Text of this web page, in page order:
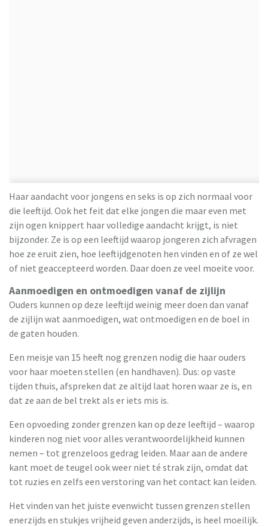
Haar aandacht voor jongens en seks is op zich normaal voor
die leeftijd. Ook het feit dat elke jongen die maar even met
zijn ogen knippert haar volledige aandacht krijgt, is niet
bijzonder. Ze is op een leeftijd waarop jongeren zich afvragen
hoe ze eruit zien, hoe leeftijdgenoten hen vinden en of ze wel
of niet geaccepteerd worden. Daar doen ze veel moeite voor.
Aanmoedigen en ontmoedigen vanaf de zijlijn
Ouders kunnen op deze leeftijd weinig meer doen dan vanaf
de zijlijn wat aanmoedigen, wat ontmoedigen en de boel in
de gaten houden.
Een meisje van 15 heeft nog grenzen nodig die haar ouders
voor haar moeten stellen (en handhaven). Dus: op vaste
tijden thuis, afspreken dat ze altijd laat horen waar ze is, en
dat ze aan de bel trekt als er iets mis is.
Een opvoeding zonder grenzen kan op deze leeftijd – waarop
kinderen nog niet voor alles verantwoordelijkheid kunnen
nemen – tot grenzeloos gedrag leiden. Maar aan de andere
kant moet de teugel ook weer niet té strak zijn, omdat dat
tot ruzies en zelfs een verstoring van het contact kan leiden.
Het vinden van het juiste evenwicht tussen grenzen stellen
enerzijds en stukjes vrijheid geven anderzijds, is heel moeilijk.